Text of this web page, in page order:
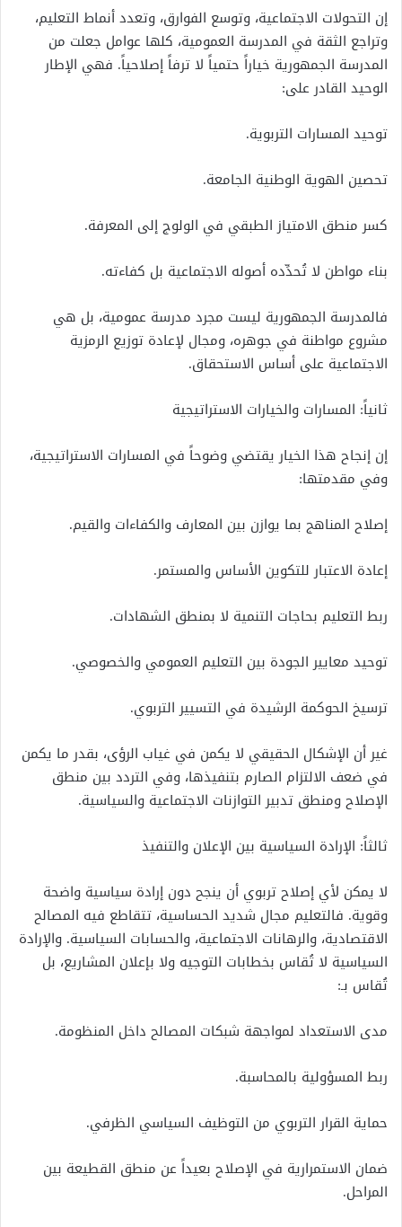
إن التحولات الاجتماعية، وتوسع الفوارق، وتعدد أنماط التعليم،
وتراجع الثقة في المدرسة العمومية، كلها عوامل جعلت من
المدرسة الجمهورية خياراً حتمياً لا ترفاً إصلاحياً. فهي الإطار
الوحيد القادر على:
توحيد المسارات التربوية.
تحصين الهوية الوطنية الجامعة.
كسر منطق الامتياز الطبقي في الولوج إلى المعرفة.
بناء مواطن لا تُحدِّده أصوله الاجتماعية بل كفاءته.
فالمدرسة الجمهورية ليست مجرد مدرسة عمومية، بل هي
مشروع مواطنة في جوهره، ومجال لإعادة توزيع الرمزية
الاجتماعية على أساس الاستحقاق.
ثانياً: المسارات والخيارات الاستراتيجية
إن إنجاح هذا الخيار يقتضي وضوحاً في المسارات الاستراتيجية،
وفي مقدمتها:
إصلاح المناهج بما يوازن بين المعارف والكفاءات والقيم.
إعادة الاعتبار للتكوين الأساس والمستمر.
ربط التعليم بحاجات التنمية لا بمنطق الشهادات.
توحيد معايير الجودة بين التعليم العمومي والخصوصي.
ترسيخ الحوكمة الرشيدة في التسيير التربوي.
غير أن الإشكال الحقيقي لا يكمن في غياب الرؤى، بقدر ما يكمن
في ضعف الالتزام الصارم بتنفيذها، وفي التردد بين منطق
الإصلاح ومنطق تدبير التوازنات الاجتماعية والسياسية.
ثالثاً: الإرادة السياسية بين الإعلان والتنفيذ
لا يمكن لأي إصلاح تربوي أن ينجح دون إرادة سياسية واضحة
وقوية. فالتعليم مجال شديد الحساسية، تتقاطع فيه المصالح
الاقتصادية، والرهانات الاجتماعية، والحسابات السياسية. والإرادة
السياسية لا تُقاس بخطابات التوجيه ولا بإعلان المشاريع، بل
تُقاس بـ:
مدى الاستعداد لمواجهة شبكات المصالح داخل المنظومة.
ربط المسؤولية بالمحاسبة.
حماية القرار التربوي من التوظيف السياسي الظرفي.
ضمان الاستمرارية في الإصلاح بعيداً عن منطق القطيعة بين
المراحل.